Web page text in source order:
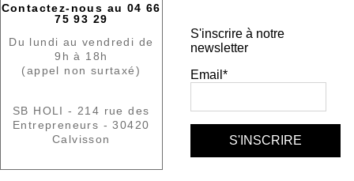
Contactez-nous au 04 66
75 93 29
Du lundi au vendredi de
9h à 18h
(appel non surtaxé)
SB HOLI - 214 rue des
Entrepreneurs - 30420
Calvisson
S'inscrire à notre
newsletter
Email*